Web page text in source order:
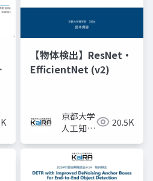
【物体検出】ResNet・
EfficientNet (v2)
京都大学
人工知能
KaiRA
20.5K